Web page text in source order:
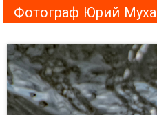
Фотограф Юрий